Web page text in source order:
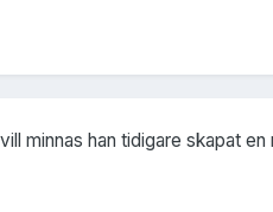
minnas han tidigare skapat